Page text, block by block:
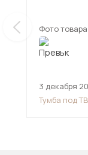
Фото
3 декабря
Тумба под